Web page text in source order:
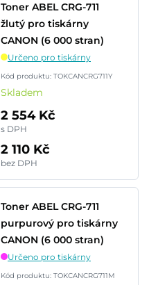
Toner ABEL CRG-711
žlutý pro tiskárny
CANON (6 000 stran)
Určeno pro tiskárny
Kód produktu: TOKCANCRG711Y
Skladem
2 554 Kč
s DPH
2 110 Kč
bez DPH
Toner ABEL CRG-711
purpurový pro tiskárny
CANON (6 000 stran)
Určeno pro tiskárny
Kód produktu: TOKCANCRG711M